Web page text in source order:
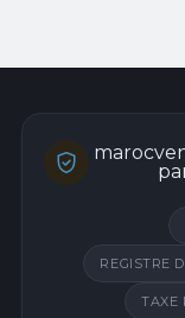
REGISTRE
TAXE